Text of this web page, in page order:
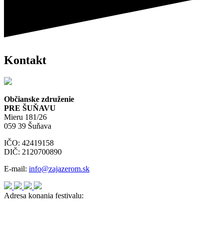
Kontakt
Občianske združenie
PRE ŠUŇAVU
Mieru 181/26
059 39 Šuňava
IČO: 42419158
DIČ: 2120700890
E-mail: info@zajazerom.sk
Adresa konania festivalu: